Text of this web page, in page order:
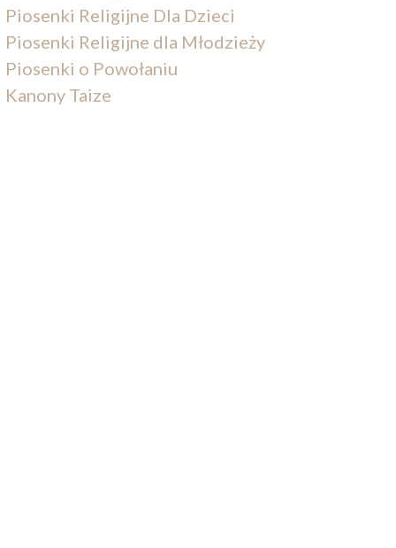
Piosenki Religijne Dla Dzieci
Piosenki Religijne dla Młodzieży
Piosenki o Powołaniu
Kanony Taize